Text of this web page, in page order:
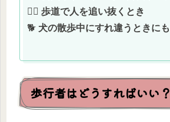
🏃‍♀️ 歩道で人を追い抜くとき
🐕 犬の散歩中にすれ違うときにも
歩行者はどうすればいい？